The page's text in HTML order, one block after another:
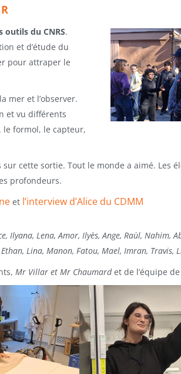
du CNRS.
et d’étude du
pour attraper le
mer et l’observer.
et vu différents
, le formol, le capteur,
cette sortie. Tout le monde a aimé. Les
profondeurs.
et l’interview d’Alice du CDMM
Ilyana, Lena, Amor, Ilyès, Ange, Raùl, Nahim,
Lina, Manon, Fatou, Mael, Imran, Travis,
Mr Villar et Mr Chaumardet de l’équipe